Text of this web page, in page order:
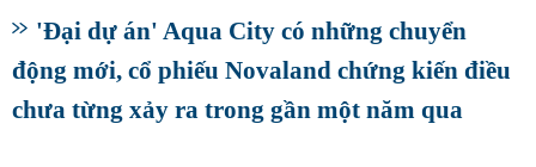
'Đại dự án' Aqua City có những chuyển
động mới, cổ phiếu Novaland chứng kiến điều
chưa từng xảy ra trong gần một năm qua